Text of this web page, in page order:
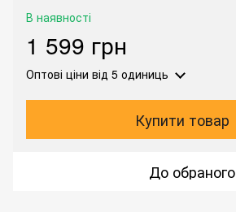
В наявності
1 599 грн
Оптові ціни від 5 одиниць
Купити товар
До обраного